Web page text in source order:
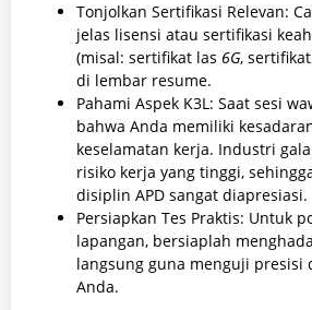
Tonjolkan Sertifikasi Relevan:
jelas lisensi atau sertifikasi
(misal: sertifikat las 6G,
di lembar resume.
Pahami Aspek K3L: Saat sesi
bahwa Anda memiliki
keselamatan kerja. Industri
risiko kerja yang tinggi,
disiplin APD sangat diapresiasi.
Persiapkan Tes Praktis: Untuk
lapangan, bersiaplah
langsung guna menguji presisi
Anda.